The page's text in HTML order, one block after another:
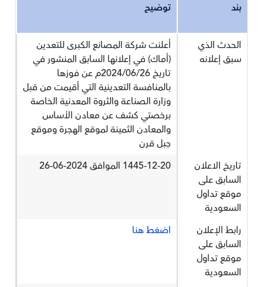
بند توضيح
الحدث الذي
سبق إعلانه
أعلنت شركة المصانع الكبرى للتعدين
(أماك) في إعلانها السابق المنشور في
تاريخ 2024/06/26م عن فوزها
بالمنافسة التعدينية التي أقيمت من قبل
وزارة الصناعة والثروة المعدنية الخاصة
برخصتي كشف عن معادن الأساس
والمعادن الثمينة لموقع الهجرة وموقع
جبل قرن
تاريخ الاعلان
السابق على
موقع تداول
السعودية
1445-12-20 الموافق 2024-06-26
رابط الإعلان
السابق على
موقع تداول
السعودية
اضغط هنا